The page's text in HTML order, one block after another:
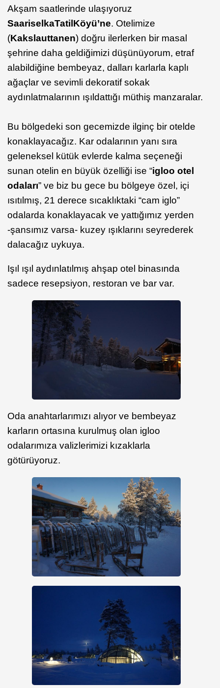
Akşam saatlerinde ulaşıyoruz
SaariselkaTatil Köyü’ne. Otelimize
(Kakslauttanen) doğru ilerlerken bir masal
şehrine daha geldiğimizi düşünüyorum, etraf
alabildiğine bembeyaz, dalları karlarla kaplı
ağaçlar ve sevimli dekoratif sokak
aydınlatmalarının ışıldattığı müthiş manzaralar.
Bu bölgedeki son gecemizde ilginç bir otelde
konaklayacağız. Kar odalarının yanı sıra
geleneksel kütük evlerde kalma seçeneği
sunan otelin en büyük özelliği ise “igloo otel
odaları” ve biz bu gece bu bölgeye özel, içi
ısıtılmış, 21 derece sıcaklıktaki “cam iglo”
odalarda konaklayacak ve yattığımız yerden
-şansımız varsa- kuzey ışıklarını seyrederek
dalacağız uykuya.
Işıl ışıl aydınlatılmış ahşap otel binasında
sadece resepsiyon, restoran ve bar var.
Oda anahtarlarımızı alıyor ve bembeyaz
karların ortasına kurulmuş olan igloo
odalarımıza valizlerimizi kızaklarla
götürüyoruz.